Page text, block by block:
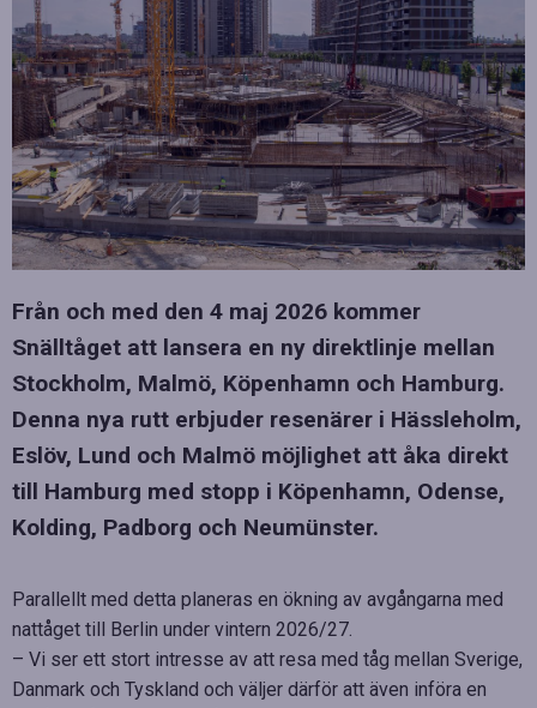
Från och med den 4 maj 2026 kommer
Snälltåget att lansera en ny direktlinje mellan
Stockholm, Malmö, Köpenhamn och Hamburg.
Denna nya rutt erbjuder resenärer i Hässleholm,
Eslöv, Lund och Malmö möjlighet att åka direkt
till Hamburg med stopp i Köpenhamn, Odense,
Kolding, Padborg och Neumünster.
Parallellt med detta planeras en ökning av avgångarna med
nattåget till Berlin under vintern 2026/27.
– Vi ser ett stort intresse av att resa med tåg mellan Sverige,
Danmark och Tyskland och väljer därför att även införa en